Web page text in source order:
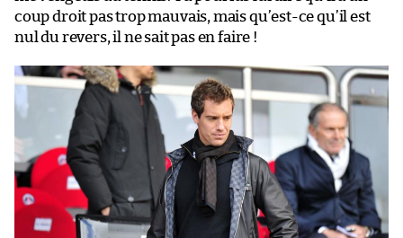
coup droit pas trop mauvais, mais qu’est-ce qu’il est
nul du revers, il ne sait pas en faire !